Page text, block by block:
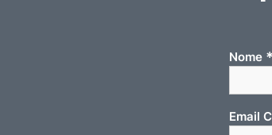
Nome *
Email